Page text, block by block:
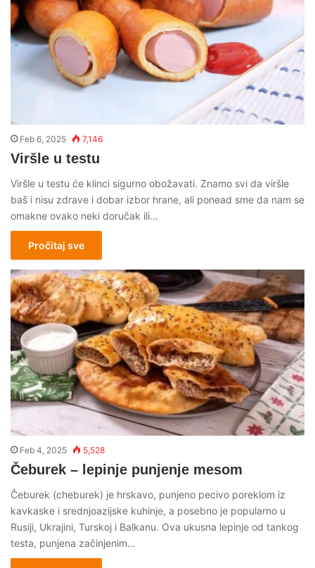
Feb 6, 2025 7,146
Viršle u testu
Viršle u testu će klinci sigurno obožavati. Znamo svi da viršle
baš i nisu zdrave i dobar izbor hrane, ali ponead sme da nam se
omakne ovako neki doručak ili…
Pročitaj sve
Feb 4, 2025 5,528
Čeburek – lepinje punjenje mesom
Čeburek (cheburek) je hrskavo, punjeno pecivo poreklom iz
kavkaske i srednjoazijske kuhinje, a posebno je popularno u
Rusiji, Ukrajini, Turskoj i Balkanu. Ova ukusna lepinje od tankog
testa, punjena začinjenim…